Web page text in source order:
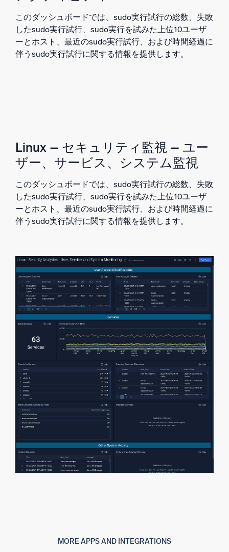
このダッシュボードでは、sudo実行試行の総数、失敗
したsudo実行試行、sudo実行を試みた上位10ユーザ
ーとホスト、最近のsudo実行試行、および時間経過に
伴うsudo実行試行に関する情報を提供します。
Linux – セキュリティ監視 – ユー
ザー、サービス、システム監視
このダッシュボードでは、sudo実行試行の総数、失敗
したsudo実行試行、sudo実行を試みた上位10ユーザ
ーとホスト、最近のsudo実行試行、および時間経過に
伴うsudo実行試行に関する情報を提供します。
MORE APPS AND INTEGRATIONS